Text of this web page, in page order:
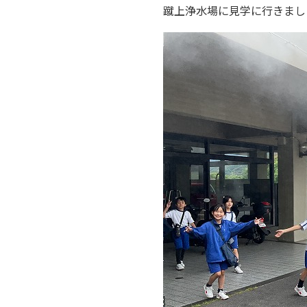
蹴上浄水場に見学に行きま